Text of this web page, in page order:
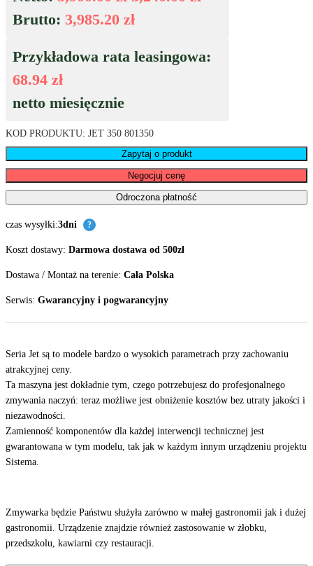
Brutto: 3,985.20 zł
Przykładowa rata leasingowa:
68.94 zł
netto miesięcznie
KOD PRODUKTU: JET 350 801350
Zapytaj o produkt
Negocjuj cenę
Odroczona płatność
czas wysyłki:3dni ?
Koszt dostawy: Darmowa dostawa od 500zł
Dostawa / Montaż na terenie: Cała Polska
Serwis: Gwarancyjny i pogwarancyjny
Seria Jet są to modele bardzo o wysokich parametrach przy zachowaniu
atrakcyjnej ceny.
Ta maszyna jest dokładnie tym, czego potrzebujesz do profesjonalnego
zmywania naczyń: teraz możliwe jest obniżenie kosztów bez utraty jakości i
niezawodności.
Zamienność komponentów dla każdej interwencji technicznej jest
gwarantowana w tym modelu, tak jak w każdym innym urządzeniu projektu
Sistema.
Zmywarka będzie Państwu służyła zarówno w małej gastronomii jak i dużej
gastronomii. Urządzenie znajdzie również zastosowanie w żłobku,
przedszkolu, kawiarni czy restauracji.